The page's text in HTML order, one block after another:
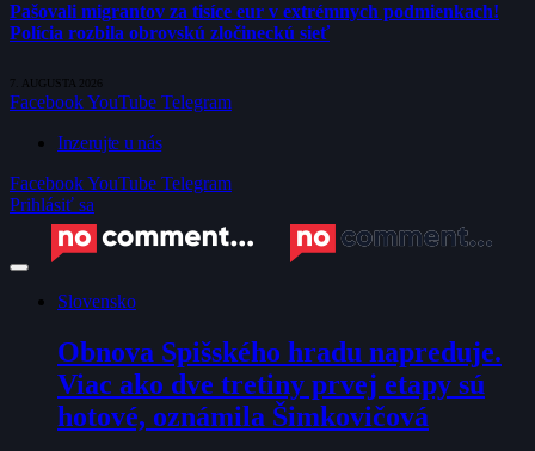
Pašovali migrantov za tisíce eur v extrémnych podmienkach!
Polícia rozbila obrovskú zločineckú sieť
7. AUGUSTA 2026
FacebookYouTube Telegram
Inzerujte u nás
FacebookYouTube Telegram
Prihlásiť sa
Slovensko
Obnova Spišského hradu napreduje.
Viac ako dve tretiny prvej etapy sú
hotové, oznámila Šimkovičová